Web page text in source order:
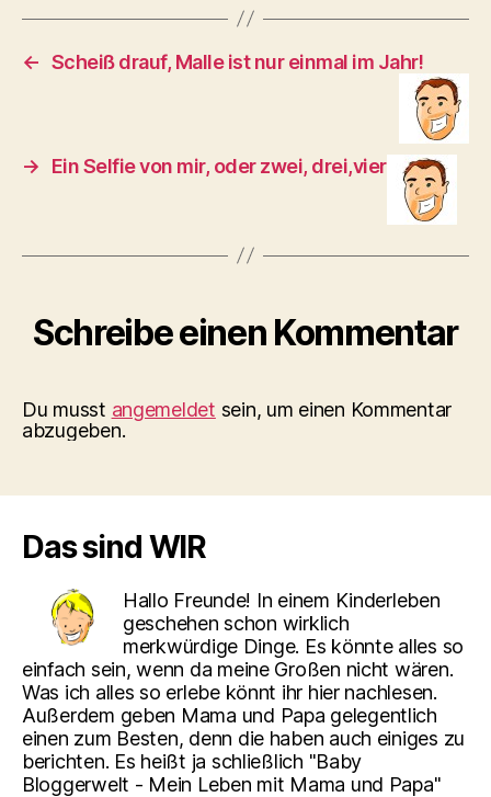
← Scheiß drauf, Malle ist nur einmal im Jahr!
→ Ein Selfie von mir, oder zwei, drei,vier
Schreibe einen Kommentar
Du musst angemeldet sein, um einen Kommentar
abzugeben.
Das sind WIR
Hallo Freunde! In einem Kinderleben
geschehen schon wirklich
merkwürdige Dinge. Es könnte alles so
einfach sein, wenn da meine Großen nicht wären.
Was ich alles so erlebe könnt ihr hier nachlesen.
Außerdem geben Mama und Papa gelegentlich
einen zum Besten, denn die haben auch einiges zu
berichten. Es heißt ja schließlich "Baby
Bloggerwelt - Mein Leben mit Mama und Papa"